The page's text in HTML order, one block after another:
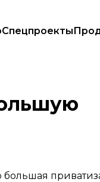
Спецпроекты